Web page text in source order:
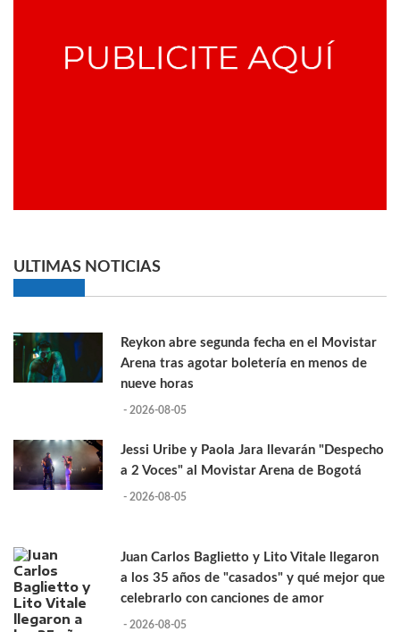
ULTIMAS NOTICIAS
Reykon abre segunda fecha en el Movistar
Arena tras agotar boletería en menos de
nueve horas
- 2026-08-05
Jessi Uribe y Paola Jara llevarán "Despecho
a 2 Voces" al Movistar Arena de Bogotá
- 2026-08-05
Juan Carlos Baglietto y Lito Vitale llegaron
a los 35 años de "casados" y qué mejor que
celebrarlo con canciones de amor
- 2026-08-05